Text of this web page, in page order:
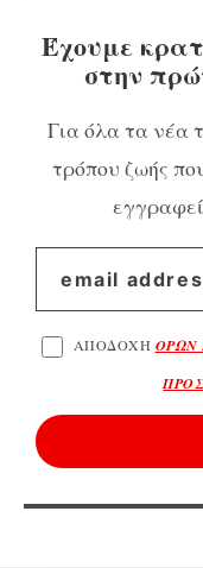
Έχουμε
στην
Για όλα τα νέα
τρόπου ζωής
ΑΠΟΔΟΧΗ ΟΡΩΝ